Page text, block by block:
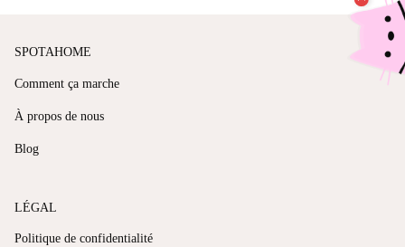
SPOTAHOME
Comment ça marche
À propos de nous
Blog
LÉGAL
Politique de confidentialité